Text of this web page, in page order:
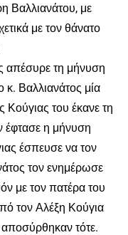
Βαλλιανάτου, με
με τον θάνατο
απέσυρε τη μήνυση
κ. Βαλλιανάτος μία
του έκανε τη
έφτασε η μήνυση
έσπευσε να τον
τον ενημέρωσε
με τον πατέρα του
τον Αλέξη Κούγια
τότε.